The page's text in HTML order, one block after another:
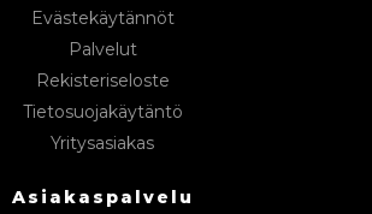
Evästekäytännöt
Palvelut
Rekisteriseloste
Tietosuojakäytäntö
Yritysasiakas
Asiakaspalvelu